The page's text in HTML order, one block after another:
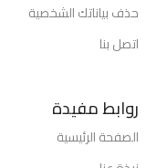
حذف بياناتك الشخصية
اتصل بنا
روابط مفيدة
الصفحة الرئيسية